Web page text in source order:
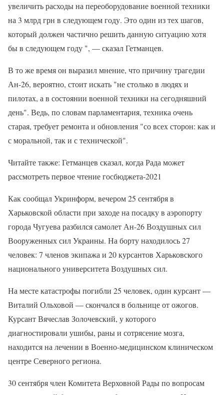
увеличить расходы на переоборудование военной техники
на 3 млрд грн в следующем году. Это один из тех шагов,
который должен частично решить данную ситуацию хотя
бы в следующем году ", — сказал Гетманцев.
В то же время он выразил мнение, что причину трагедии
Ан-26, вероятно, стоит искать "не столько в людях и
пилотах, а в состоянии военной техники на сегодняшний
день". Ведь, по словам парламентария, техника очень
старая, требует ремонта и обновления "со всех сторон: как и
с моральной, так и с технической".
Читайте также: Гетманцев сказал, когда Рада может
рассмотреть первое чтение госбюджета-2021
Как сообщал Укринформ, вечером 25 сентября в
Харьковской области при заходе на посадку в аэропорту
города Чугуева разбился самолет Ан-26 Воздушных сил
Вооруженных сил Украины. На борту находилось 27
человек: 7 членов экипажа и 20 курсантов Харьковского
национального университета Воздушных сил.
На месте катастрофы погибли 25 человек, один курсант —
Виталий Ольховой — скончался в больнице от ожогов.
Курсант Вячеслав Золочевский, у которого
диагностировали ушибы, раны и сотрясение мозга,
находится на лечении в Военно-медицинском клиническом
центре Северного региона.
30 сентября член Комитета Верховной Рады по вопросам